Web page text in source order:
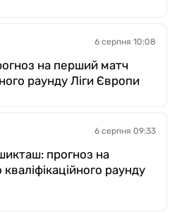
6 серпня 10:08
на перший матч
раунду Ліги Європи
6 серпня 09:33
прогноз на
раунду